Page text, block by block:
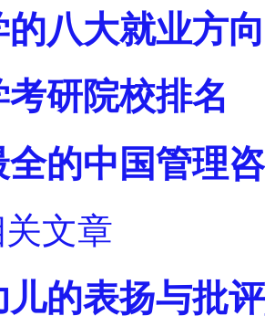
八大就业方
研院校排名
全的中国管理
文章
的表扬与批